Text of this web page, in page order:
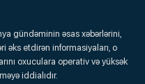
gündəminin əsas xəbərlərini,
əks etdirən informasiyaları, o
oxuculara operativ və yüksək
iddialıdır.